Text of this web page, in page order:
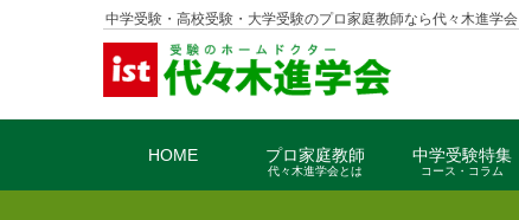
中学受験・高校受験・大学受験のプロ家庭教師なら代々木進学会
HOME プロ家庭教師
代々木進学会とは
中学受験特集
コース・コラム